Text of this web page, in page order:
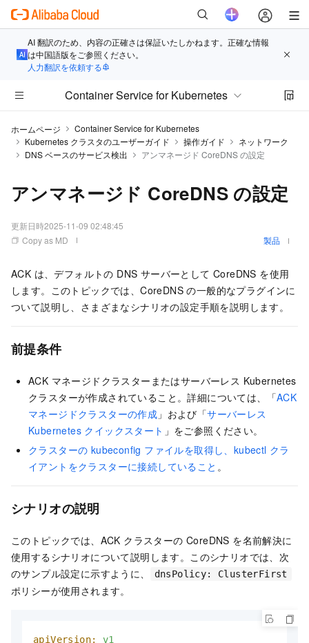
AI 翻訳のため、内容の正確さは保証いたしかねます。正確な情報
は中国語版をご参照ください。
人力翻訳を依頼する
Container Service for Kubernetes
ホームページ
Container Service for Kubernetes
Kubernetes クラスタのユーザーガイド
操作ガイド
ネットワーク
DNS ベースのサービス検出
アンマネージド CoreDNS の設定
アンマネージド CoreDNS の設定
更新日時2025-11-09 02:48:45
Copy as MD
製品
ACK は、デフォルトの DNS サーバーとして CoreDNS を使用
します。このトピックでは、CoreDNS の一般的なプラグインに
ついて説明し、さまざまなシナリオの設定手順を説明します。
前提条件
ACK マネージドクラスター またはサーバーレス Kubernetes
クラスターが作成されていること。詳細については、「ACK
マネージドクラスターの作成 」および「サーバーレス
Kubernetes クイックスタート 」をご参照ください。
クラスターの kubeconfig ファイルを取得し、kubectl クラ
イアントをクラスターに接続していること 。
シナリオの説明
このトピックでは、ACK クラスターの CoreDNS を名前解決に
使用するシナリオについて説明します。このシナリオでは、次
のサンプル設定に示すように、
dnsPolicy: ClusterFirst
ポリシーが使用されます。
apiVersion:
v1